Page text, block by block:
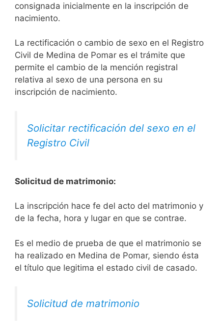
consignada inicialmente en la inscripción de
nacimiento.
La rectificación o cambio de sexo en el Registro
Civil de Medina de Pomar es el trámite que
permite el cambio de la mención registral
relativa al sexo de una persona en su
inscripción de nacimiento.
Solicitar rectificación del sexo en el
Registro Civil
Solicitud de matrimonio:
La inscripción hace fe del acto del matrimonio y
de la fecha, hora y lugar en que se contrae.
Es el medio de prueba de que el matrimonio se
ha realizado en Medina de Pomar, siendo ésta
el título que legitima el estado civil de casado.
Solicitud de matrimonio